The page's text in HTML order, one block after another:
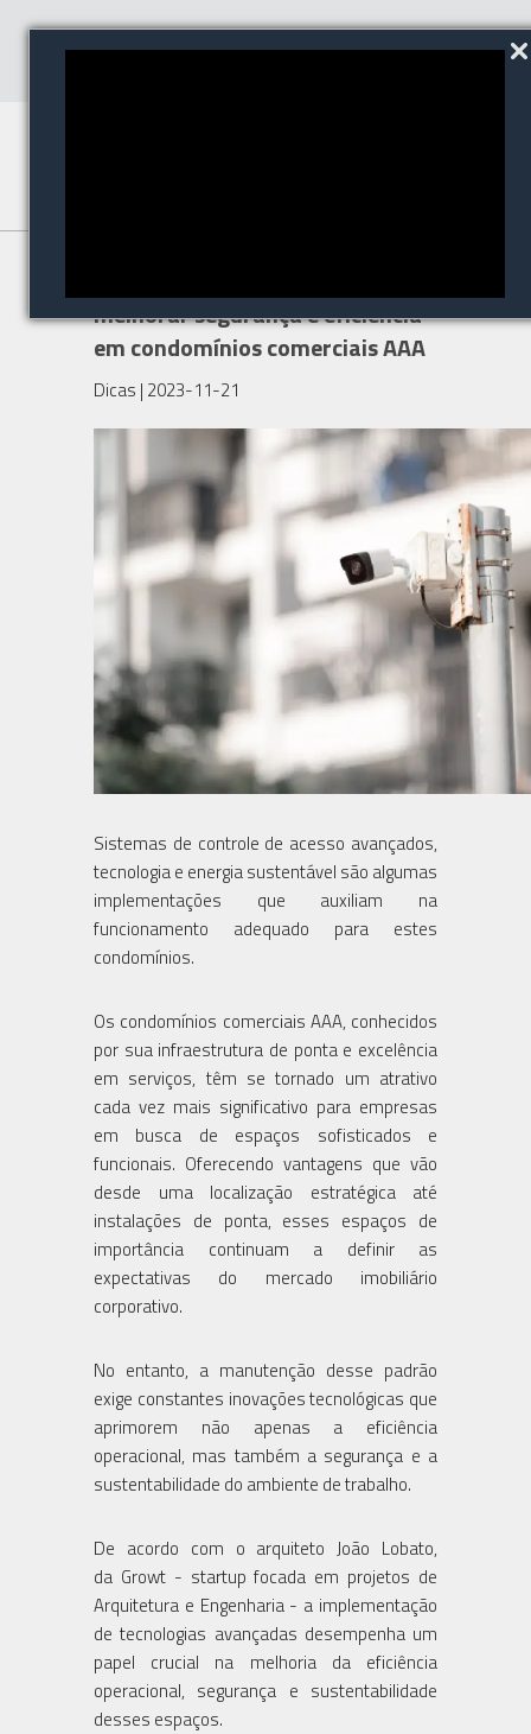
melhorar segurança e eficiência
em condomínios comerciais AAA
Dicas | 2023-11-21
Sistemas de controle de acesso avançados,
tecnologia e energia sustentável são algumas
implementações que auxiliam na
funcionamento adequado para estes
condomínios.
Os condomínios comerciais AAA, conhecidos
por sua infraestrutura de ponta e excelência
em serviços, têm se tornado um atrativo
cada vez mais significativo para empresas
em busca de espaços sofisticados e
funcionais. Oferecendo vantagens que vão
desde uma localização estratégica até
instalações de ponta, esses espaços de
importância continuam a definir as
expectativas do mercado imobiliário
corporativo.
No entanto, a manutenção desse padrão
exige constantes inovações tecnológicas que
aprimorem não apenas a eficiência
operacional, mas também a segurança e a
sustentabilidade do ambiente de trabalho.
De acordo com o arquiteto João Lobato,
da Growt - startup focada em projetos de
Arquitetura e Engenharia - a implementação
de tecnologias avançadas desempenha um
papel crucial na melhoria da eficiência
operacional, segurança e sustentabilidade
desses espaços.